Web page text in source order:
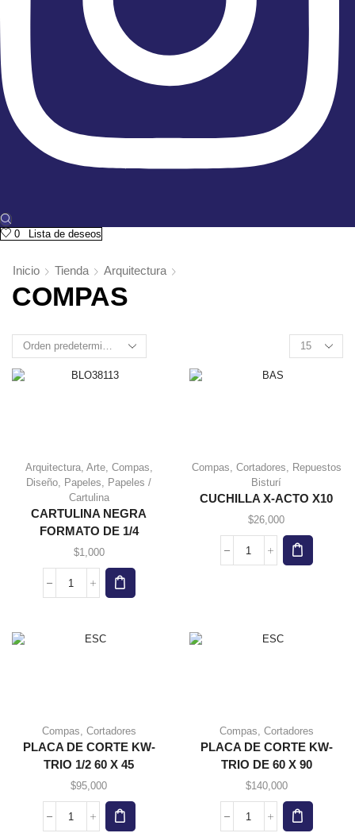
0 Lista de deseos
Inicio Tienda Arquitectura
COMPAS
Products
per
Arquitectura, Arte, Compas,
Diseño, Papeles, Papeles /
Cartulina
CARTULINA NEGRA
FORMATO DE 1/4
$1,000
CARTULINA
Compas, Cortadores, Repuestos
Bisturí
CUCHILLA X-ACTO X10
$26,000
CUCHILLA
Compas, Cortadores
PLACA DE CORTE KW-
TRIO 1/2 60 X 45
$95,000
PLACA
Compas, Cortadores
PLACA DE CORTE KW-
TRIO DE 60 X 90
$140,000
PLACA